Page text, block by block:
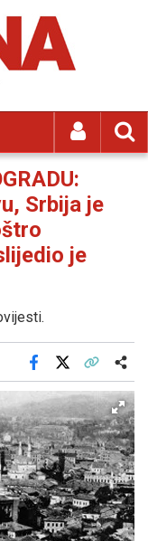
Srbija je
je
Facebook